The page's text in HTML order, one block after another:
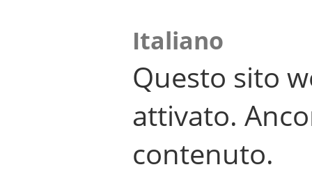
Italiano
Questo sito
attivato.
contenuto.